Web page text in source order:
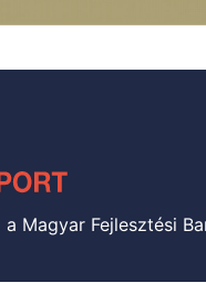
Magyar Fejlesztési